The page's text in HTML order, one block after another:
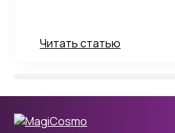
Читать статью